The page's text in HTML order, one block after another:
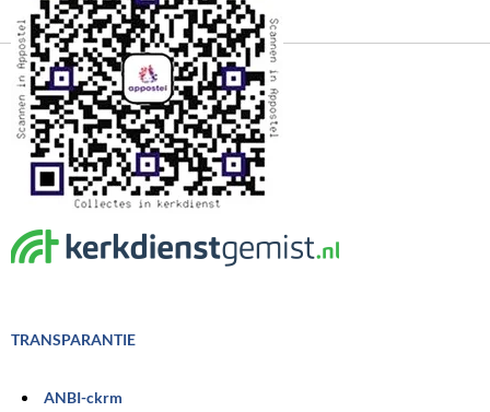
TRANSPARANTIE
ANBI-ckrm